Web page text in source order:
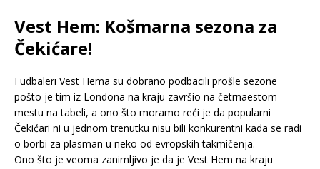
Vest Hem: Košmarna sezona za
Čekićare!
Fudbaleri Vest Hema su dobrano podbacili prošle sezone
pošto je tim iz Londona na kraju završio na četrnaestom
mestu na tabeli, a ono što moramo reći je da popularni
Čekićari ni u jednom trenutku nisu bili konkurentni kada se radi
o borbi za plasman u neko od evropskih takmičenja.
Ono što je veoma zanimljivo je da je Vest Hem na kraju